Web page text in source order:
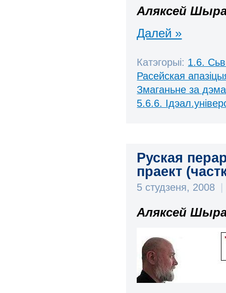
Аляксей
Далей »
Катэгорыі: 1.6.
Расейская
Змаганьне за
5.6.6.
Руская
праект
5 студзеня, 2008
Аляксей